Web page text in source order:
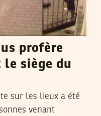
profère
siège du
sur les lieux a été
venant